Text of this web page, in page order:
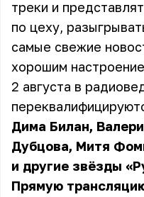
треки и
по цеху,
самые свежие
хорошим
2 августа в
Дима Билан,
Дубцова, Митя
и другие звёзды
Прямую